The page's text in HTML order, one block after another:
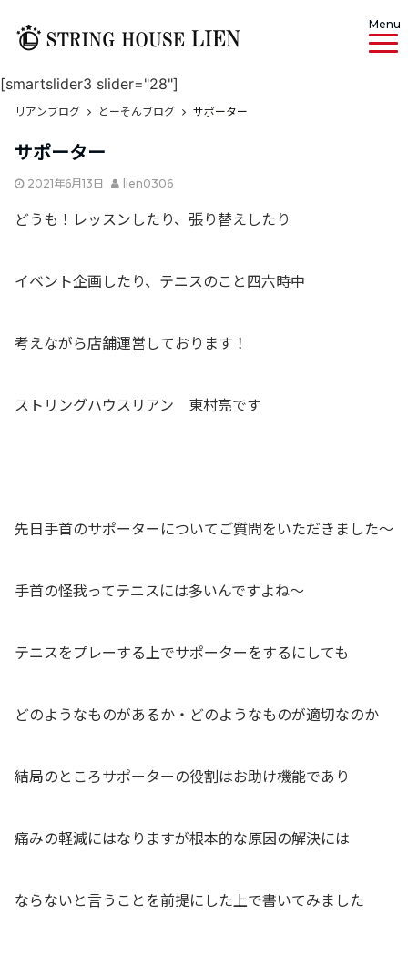
Menu
[smartslider3 slider="28"]
リアンブログ とーそんブログ サポーター
サポーター
2021年6月13日 lien0306
どうも！レッスンしたり、張り替えしたり
イベント企画したり、テニスのこと四六時中
考えながら店舗運営しております！
ストリングハウスリアン 東村亮です
先日手首のサポーターについてご質問をいただきました〜
手首の怪我ってテニスには多いんですよね〜
テニスをプレーする上でサポーターをするにしても
どのようなものがあるか・どのようなものが適切なのか
結局のところサポーターの役割はお助け機能であり
痛みの軽減にはなりますが根本的な原因の解決には
ならないと言うことを前提にした上で書いてみました